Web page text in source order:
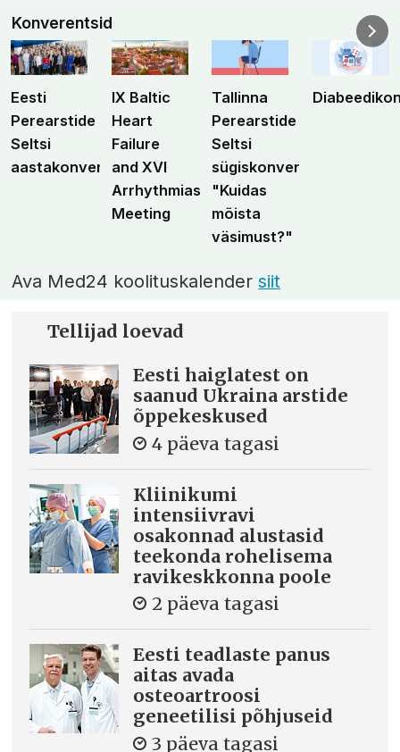
Konverentsid
Eesti
Perearstide
Seltsi
aastakonverents
IX Baltic
Heart
Failure
and XVI
Arrhythmias
Meeting
Tallinna
Perearstide
Seltsi
sügiskonverents
"Kuidas
mõista
väsimust?"
Ava Med24 koolituskalendersiit
Tellijad loevad
Eesti haiglatest on
saanud Ukraina arstide
õppekeskused
4 päeva tagasi
Kliinikumi
intensiivravi
osakonnad alustasid
teekonda rohelisema
ravikeskkonna poole
2 päeva tagasi
Eesti teadlaste panus
aitas avada
osteoartroosi
geneetilisi põhjuseid
3 päeva tagasi